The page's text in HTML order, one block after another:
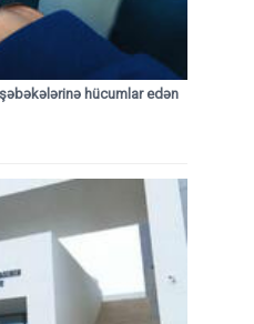
hücumlar edən